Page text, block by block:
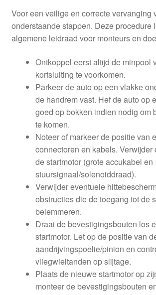
Voor een veilige en correcte vervanging
onderstaande stappen. Deze procedure
algemene leidraad voor monteurs en
Ontkoppel eerst altijd de minpool
kortsluiting te voorkomen.
Parkeer de auto op een vlakke
de handrem vast. Hef de auto op
goed op bokken indien nodig om
te komen.
Noteer of markeer de positie van
connectoren en kabels. Verwijder
de startmotor (grote accukabel en
stuursignaal/solenoiddraad).
Verwijder eventuele
obstructies die de toegang tot de
belemmeren.
Draai de bevestigingsbouten los
startmotor. Let op de positie van
aandrijvingspoelie/pinion en
vliegwieltanden op slijtage.
Plaats de nieuwe startmotor op
monteer de bevestigingsbouten